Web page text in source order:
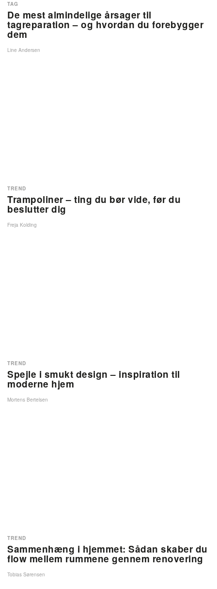
De mest almindelige årsager til
tagreparation – og hvordan du forebygger
dem
TAG
Line Andersen
Trampoliner – ting du bør vide, før du
beslutter dig
TREND
Freja Kolding
Spejle i smukt design – inspiration til
moderne hjem
TREND
Mortens Bertelsen
Sammenhæng i hjemmet: Sådan skaber du
flow mellem rummene gennem renovering
TREND
Tobias Sørensen